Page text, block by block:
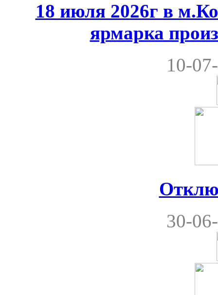
18 июля 2026г в
ярмарка
10-
30-